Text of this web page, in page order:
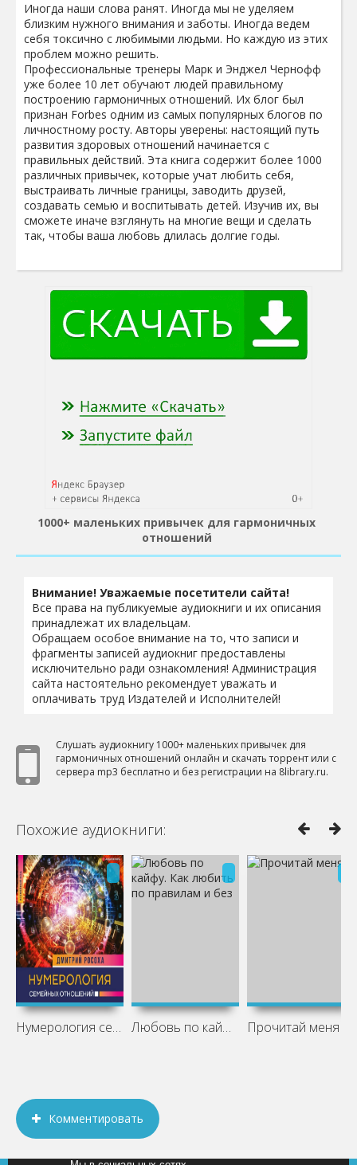
Иногда наши слова ранят. Иногда мы не уделяем
близким нужного внимания и заботы. Иногда ведем
себя токсично с любимыми людьми. Но каждую из этих
проблем можно решить.
Профессиональные тренеры Марк и Энджел Чернофф
уже более 10 лет обучают людей правильному
построению гармоничных отношений. Их блог был
признан Forbes одним из самых популярных блогов по
личностному росту. Авторы уверены: настоящий путь
развития здоровых отношений начинается с
правильных действий. Эта книга содержит более 1000
различных привычек, которые учат любить себя,
выстраивать личные границы, заводить друзей,
создавать семью и воспитывать детей. Изучив их, вы
сможете иначе взглянуть на многие вещи и сделать
так, чтобы ваша любовь длилась долгие годы.
1000+ маленьких привычек для гармоничных
отношений
Внимание! Уважаемые посетители сайта!
Все права на публикуемые аудиокниги и их описания
принадлежат их владельцам.
Обращаем особое внимание на то, что записи и
фрагменты записей аудиокниг предоставлены
исключительно ради ознакомления! Администрация
сайта настоятельно рекомендует уважать и
оплачивать труд Издателей и Исполнителей!
Слушать аудиокнигу 1000+ маленьких привычек для
гармоничных отношений онлайн и скачать торрент или с
сервера mp3 бесплатно и без регистрации на 8library.ru.
Похожие аудиокниги:
Нумерология семейных отношений Любовь по кайфу. Как любить по правилам Прочитай меня
Комментировать